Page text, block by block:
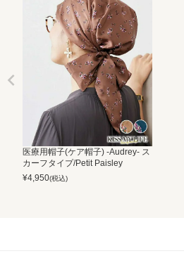
医療用帽子(ケア帽子) -Audrey- ス
カーフタイプ/Petit Paisley
¥4,950(税込)